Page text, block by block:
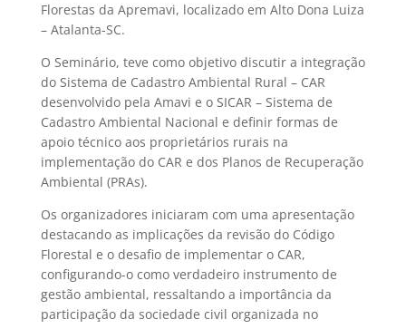
Florestas da Apremavi, localizado em Alto Dona Luiza
– Atalanta-SC.
O Seminário, teve como objetivo discutir a integração
do Sistema de Cadastro Ambiental Rural – CAR
desenvolvido pela Amavi e o SICAR – Sistema de
Cadastro Ambiental Nacional e definir formas de
apoio técnico aos proprietários rurais na
implementação do CAR e dos Planos de Recuperação
Ambiental (PRAs).
Os organizadores iniciaram com uma apresentação
destacando as implicações da revisão do Código
Florestal e o desafio de implementar o CAR,
configurando-o como verdadeiro instrumento de
gestão ambiental, ressaltando a importância da
participação da sociedade civil organizada no